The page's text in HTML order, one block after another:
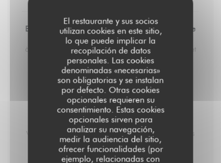
El restaurante y sus socios
utilizan cookies en este sitio,
lo que puede implicar la
recopilación de datos
personales. Las cookies
denominadas «necesarias»
son obligatorias y se instalan
por defecto. Otras cookies
opcionales requieren su
consentimiento. Estas cookies
opcionales sirven para
analizar su navegación,
medir la audiencia del sitio,
ofrecer funcionalidades (por
ejemplo, relacionadas con
Beurre de Cacahuète, Chocolat Noir et Fleur de
Sel
à l'unité cookies au beurre de cacahuète, chocolat noir et
fleur de sel. 3,5€
MISERIA
3,50 EUR
Carte des Vins
Vins Biologiques / Vendanges Manuelles / Sans Produits
Chimiques / Sans Filtrage.